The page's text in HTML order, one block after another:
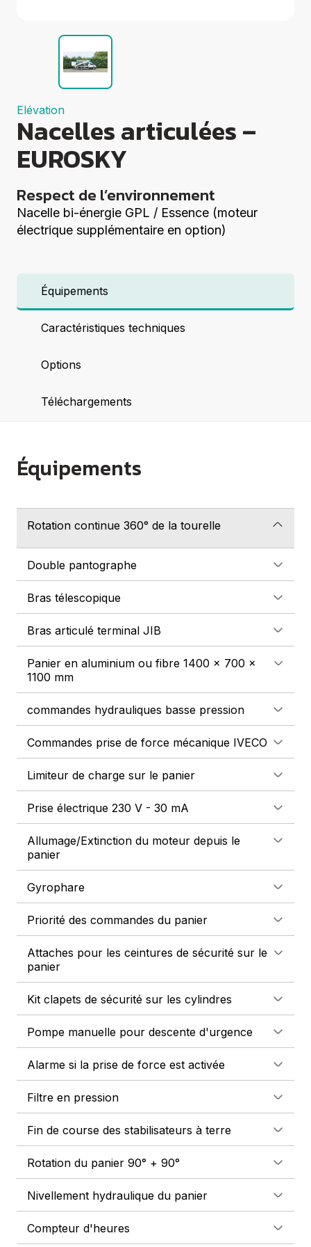
Elévation
Centrales à
béton
Démolition
Voir tout
Elévation
Nacelles articulées –
EUROSKY
Respect de l’environnement
Nacelle bi-énergie GPL / Essence (moteur
électrique supplémentaire en option)
Équipements
Caractéristiques techniques
Options
Téléchargements
Équipements
Rotation continue 360° de la tourelle
Double pantographe
Bras télescopique
Bras articulé terminal JIB
Panier en aluminium ou fibre 1400 x 700 x
1100 mm
commandes hydrauliques basse pression
Commandes prise de force mécanique IVECO
Limiteur de charge sur le panier
Prise électrique 230 V - 30 mA
Allumage/Extinction du moteur depuis le
panier
Gyrophare
Priorité des commandes du panier
Attaches pour les ceintures de sécurité sur le
panier
Kit clapets de sécurité sur les cylindres
Pompe manuelle pour descente d'urgence
Alarme si la prise de force est activée
Filtre en pression
Fin de course des stabilisateurs à terre
Rotation du panier 90° + 90°
Nivellement hydraulique du panier
Compteur d'heures